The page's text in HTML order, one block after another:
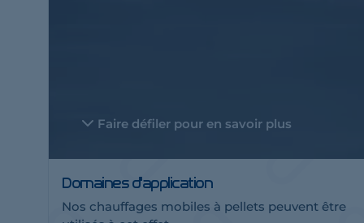
Faire défiler pour en savoir plus
Domaines d'application
Nos chauffages mobiles à pellets peuvent être